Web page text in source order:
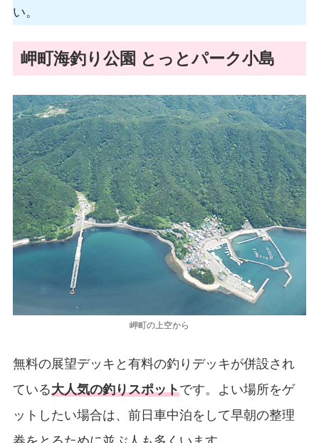
い。
岬町海釣り公園 とっとパーク小島
岬町の上空から
無料の展望デッキと有料の釣りデッキが併設され
ている大人気の釣りスポットです。よい場所をゲ
ットしたい場合は、前日車中泊をして早朝の整理